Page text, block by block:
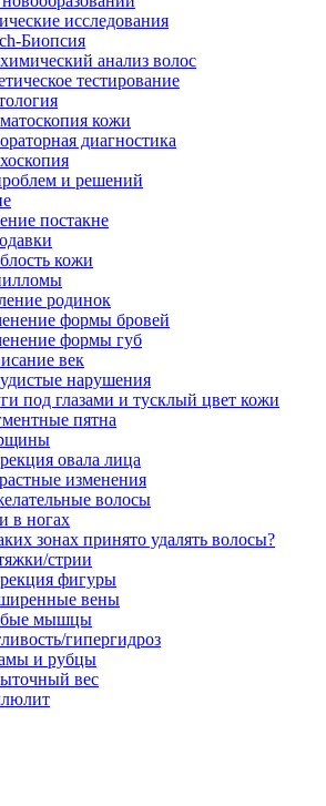
исследования
Биопсия
анализ волос
тестирование
кожи
диагностика
и решений
постакне
кожи
родинок
формы бровей
формы губ
век
нарушения
под глазами и тусклый цвет кожи
пятна
овала лица
изменения
волосы
в ногах
зонах принято удалять волосы?
стрии
фигуры
вены
мышцы
гипергидроз
и рубцы
вес